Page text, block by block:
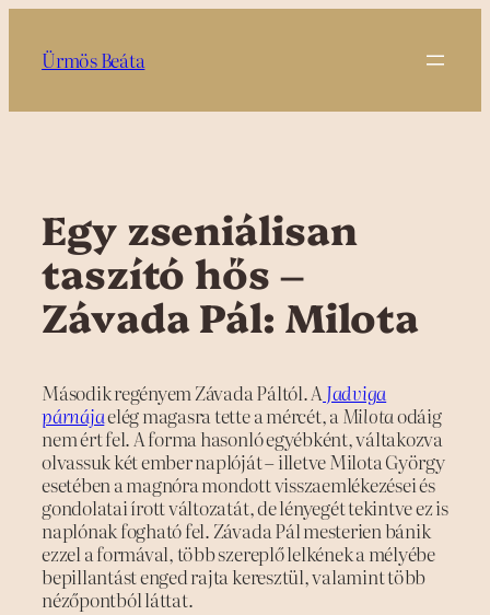
tartalomhoz
Ürmös Beáta
Egy zseniálisan
taszító hős –
Závada Pál: Milota
Második regényem Závada Páltól. AJadviga
párnájaelég magasra tette a mércét, aMilotaodáig
nem ért fel. A forma hasonló egyébként, váltakozva
olvassuk két ember naplóját – illetve Milota György
esetében a magnóra mondott visszaemlékezései és
gondolatai írott változatát, de lényegét tekintve ez is
naplónak fogható fel. Závada Pál mesterien bánik
ezzel a formával, több szereplő lelkének a mélyébe
bepillantást enged rajta keresztül, valamint több
nézőpontból láttat.